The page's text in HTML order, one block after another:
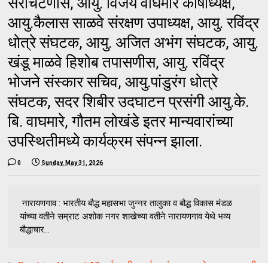
आयु.कैलास साळवे संरक्षण उपाध्यक्ष, आयु. रविंद्र
धोत्रे संघटक, आयु. अजित अभंग संघटक, आयु.
खंडू माळवे हिशोब तपासणीस, आयु. रविंद्र
भोजने संस्कार सचिव, आयु.पांडुरंग धोत्रे
संघटक, सदर शिबीर उदघाटन प्रसंगी आयु.के.
बि. वाघमारे, गौतम लोखंडे इतर मान्यवारांच्या
उपस्थितीमध्ये कार्यक्रम संपन्न झाला.
0 Sunday, May 31, 2026
नारायणगाव : भारतीय बौद्ध महासभा जुन्नर तालुका व बौद्ध विकास मंडळ
यांच्या वतीने सम्राट अशोक नगर शाखेच्या वतीने नारायणगाव येथे भव्य
बौद्धाचार...